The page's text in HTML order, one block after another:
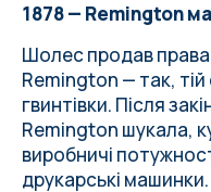
1878 — Remington
Шолес продав
Remington — так,
гвинтівки. Після
Remington шукала,
виробничі
друкарські